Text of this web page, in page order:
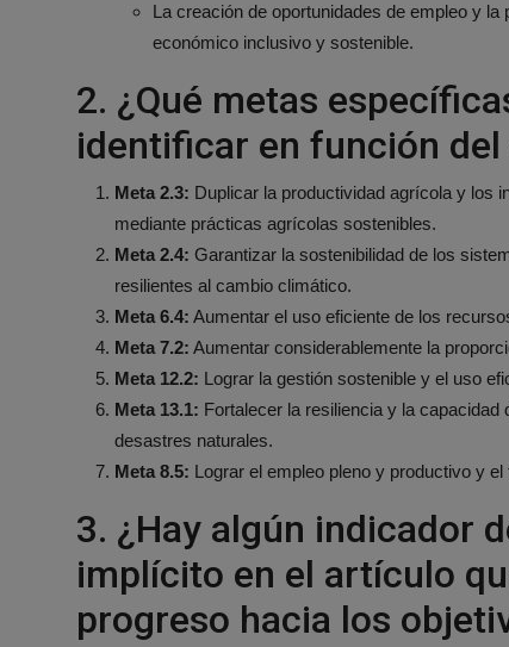
La creación de oportunidades de empleo y
económico inclusivo y sostenible.
2. ¿Qué metas
identificar en función
Meta 2.3: Duplicar la productividad agrícola y los
mediante prácticas agrícolas sostenibles.
Meta 2.4: Garantizar la sostenibilidad de los
resilientes al cambio climático.
Meta 6.4: Aumentar el uso eficiente de los
Meta 7.2: Aumentar considerablemente la
Meta 12.2: Lograr la gestión sostenible y el uso
Meta 13.1: Fortalecer la resiliencia y la
desastres naturales.
Meta 8.5: Lograr el empleo pleno y productivo y
3. ¿Hay algún indicador
implícito en el artículo
progreso hacia los